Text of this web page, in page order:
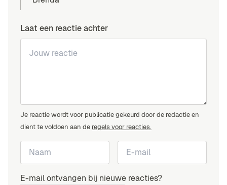
Laat een reactie achter
Je reactie wordt voor publicatie gekeurd door de redactie en
dient te voldoen aan de regels voor reacties.
E-mail ontvangen bij nieuwe reacties?